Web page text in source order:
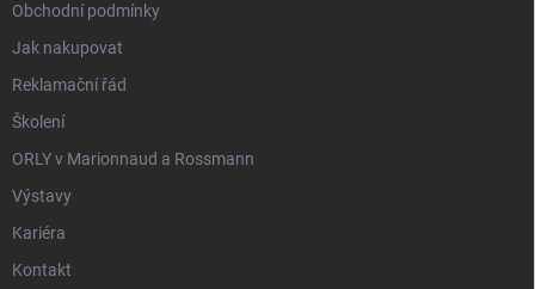
Obchodní podmínky
Jak nakupovat
Reklamační řád
Školení
ORLY v Marionnaud a Rossmann
Výstavy
Kariéra
Kontakt